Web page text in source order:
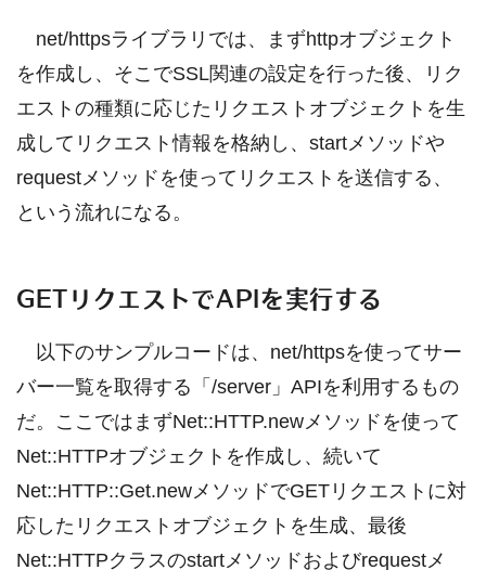
net/httpsライブラリでは、まずhttpオブジェクト
を作成し、そこでSSL関連の設定を行った後、リク
エストの種類に応じたリクエストオブジェクトを生
成してリクエスト情報を格納し、startメソッドや
requestメソッドを使ってリクエストを送信する、
という流れになる。
GETリクエストでAPIを実行する
以下のサンプルコードは、net/httpsを使ってサー
バー一覧を取得する「/server」APIを利用するもの
だ。ここではまずNet::HTTP.newメソッドを使って
Net::HTTPオブジェクトを作成し、続いて
Net::HTTP::Get.newメソッドでGETリクエストに対
応したリクエストオブジェクトを生成、最後
Net::HTTPクラスのstartメソッドおよびrequestメ